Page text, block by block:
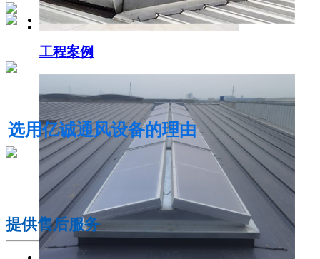
电动采光排烟天窗
工程案例
选用亿诚通风设备的理由
提供售后服务